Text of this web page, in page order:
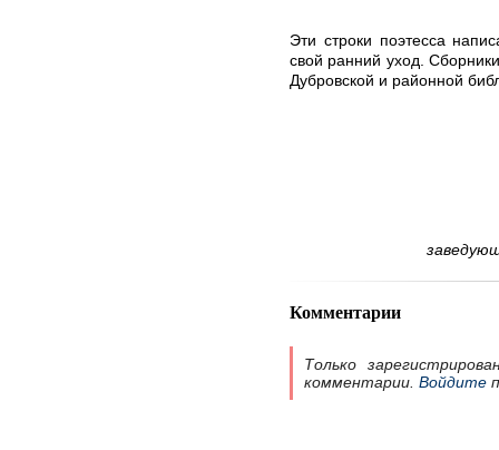
Эти строки поэтесса
свой ранний уход.
Дубровской и районной
Комментарии
Только
комментарии. Войдите